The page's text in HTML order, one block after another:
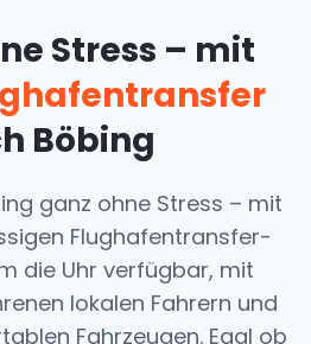
Stress – mit
Böbing
ganz ohne Stress – mit
Flughafentransfer-
die Uhr verfügbar, mit
lokalen Fahrern und
Fahrzeugen. Egal ob